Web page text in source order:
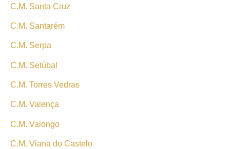
C.M. Santa Cruz
C.M. Santarém
C.M. Serpa
C.M. Setúbal
C.M. Torres Vedras
C.M. Valença
C.M. Valongo
C.M. Viana do Castelo